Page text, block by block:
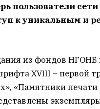
пользователи
к уникальным и
из фондов НГОНБ
XVIII – первой
«Памятники